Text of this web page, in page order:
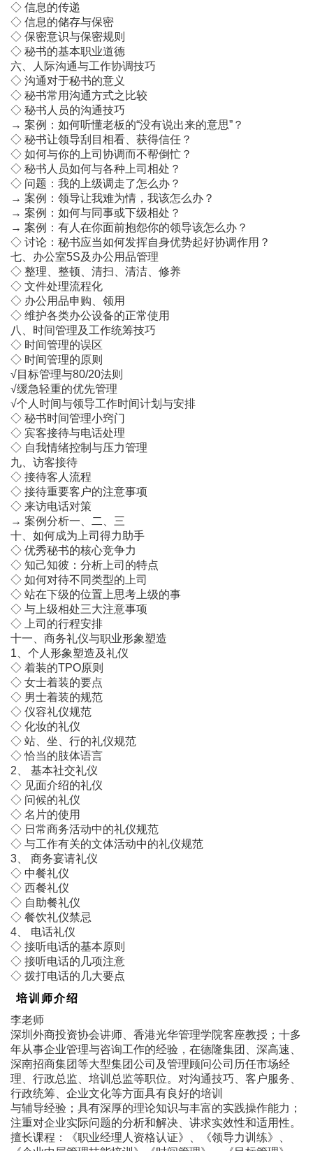
◇ 信息的传递
◇ 信息的储存与保密
◇ 保密意识与保密规则
◇ 秘书的基本职业道德
六、人际沟通与工作协调技巧
◇ 沟通对于秘书的意义
◇ 秘书常用沟通方式之比较
◇ 秘书人员的沟通技巧
→ 案例：如何听懂老板的“没有说出来的意思”？
◇ 秘书让领导刮目相看、获得信任？
◇ 如何与你的上司协调而不帮倒忙？
◇ 秘书人员如何与各种上司相处？
◇ 问题：我的上级调走了怎么办？
→ 案例：领导让我难为情，我该怎么办？
→ 案例：如何与同事或下级相处？
→ 案例：有人在你面前抱怨你的领导该怎么办？
◇ 讨论：秘书应当如何发挥自身优势起好协调作用？
七、办公室5S及办公用品管理
◇ 整理、整顿、清扫、清洁、修养
◇ 文件处理流程化
◇ 办公用品申购、领用
◇ 维护各类办公设备的正常使用
八、时间管理及工作统筹技巧
◇ 时间管理的误区
◇ 时间管理的原则
√目标管理与80/20法则
√缓急轻重的优先管理
√个人时间与领导工作时间计划与安排
◇ 秘书时间管理小窍门
◇ 宾客接待与电话处理
◇ 自我情绪控制与压力管理
九、访客接待
◇ 接待客人流程
◇ 接待重要客户的注意事项
◇ 来访电话对策
→ 案例分析一、二、三
十、如何成为上司得力助手
◇ 优秀秘书的核心竞争力
◇ 知己知彼：分析上司的特点
◇ 如何对待不同类型的上司
◇ 站在下级的位置上思考上级的事
◇ 与上级相处三大注意事项
◇ 上司的行程安排
十一、商务礼仪与职业形象塑造
1、个人形象塑造及礼仪
◇ 着装的TPO原则
◇ 女士着装的要点
◇ 男士着装的规范
◇ 仪容礼仪规范
◇ 化妆的礼仪
◇ 站、坐、行的礼仪规范
◇ 恰当的肢体语言
2、 基本社交礼仪
◇ 见面介绍的礼仪
◇ 问候的礼仪
◇ 名片的使用
◇ 日常商务活动中的礼仪规范
◇ 与工作有关的文体活动中的礼仪规范
3、 商务宴请礼仪
◇ 中餐礼仪
◇ 西餐礼仪
◇ 自助餐礼仪
◇ 餐饮礼仪禁忌
4、 电话礼仪
◇ 接听电话的基本原则
◇ 接听电话的几项注意
◇ 拨打电话的几大要点
培训师介绍
李老师
深圳外商投资协会讲师、香港光华管理学院客座教授；十多
年从事企业管理与咨询工作的经验，在德隆集团、深高速、
深南招商集团等大型集团公司及管理顾问公司历任市场经
理、行政总监、培训总监等职位。对沟通技巧、客户服务、
行政统筹、企业文化等方面具有良好的培训
与辅导经验；具有深厚的理论知识与丰富的实践操作能力；
注重对企业实际问题的分析和解决、讲求实效性和适用性。
擅长课程：《职业经理人资格认证》、《领导力训练》、